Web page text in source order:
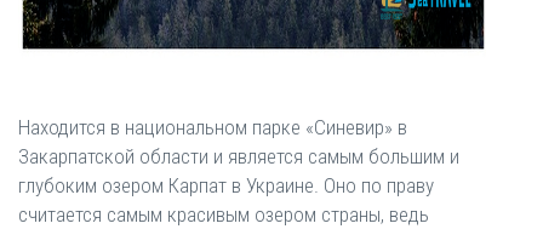
Находится в национальном парке «Синевир» в
Закарпатской области и является самым большим и
глубоким озером Карпат в Украине. Оно по праву
считается самым красивым озером страны, ведь